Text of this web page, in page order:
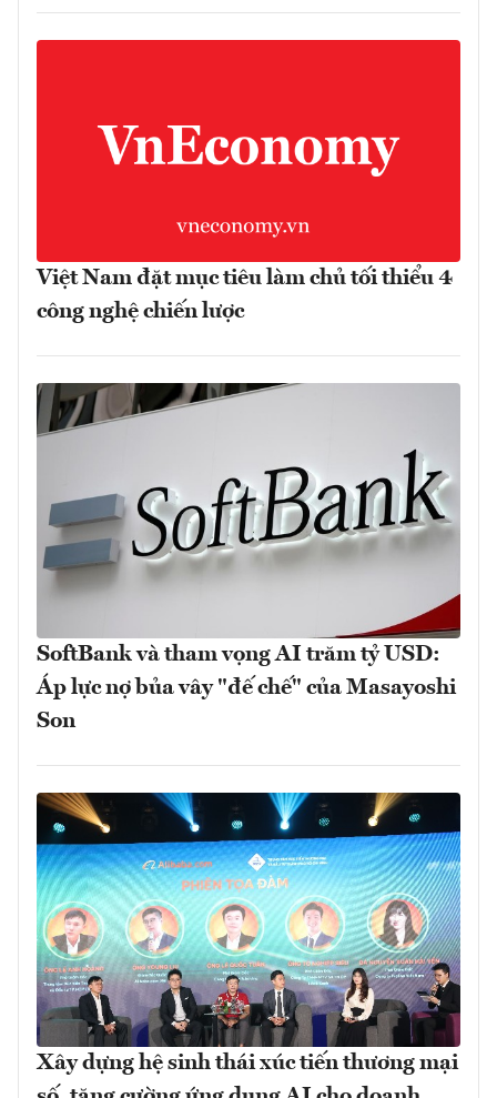
Việt Nam đặt mục tiêu làm chủ tối thiểu 4
công nghệ chiến lược
SoftBank và tham vọng AI trăm tỷ USD:
Áp lực nợ bủa vây "đế chế" của Masayoshi
Son
Xây dựng hệ sinh thái xúc tiến thương mại